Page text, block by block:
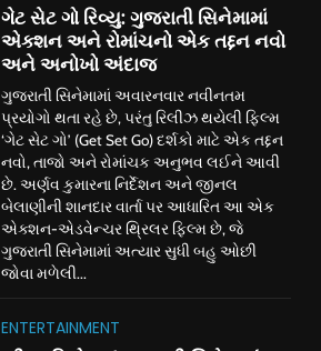
ગેટ સેટ ગો રિવ્યુ: ગુજરાતી સિનેમામાં
એક્શન અને રોમાંચનો એક તદ્દન નવો
અને અનોખો અંદાજ
ગુજરાતી સિનેમામાં અવારનવાર નવીનતમ
પ્રયોગો થતા રહે છે, પરંતુ રિલીઝ થયેલી ફિલ્મ
‘ગેટ સેટ ગો’ (Get Set Go) દર્શકો માટે એક તદ્દન
નવો, તાજો અને રોમાંચક અનુભવ લઈને આવી
છે. અર્ણવ કુમારના નિર્દેશન અને જીનલ
બેલાણીની શાનદાર વાર્તા પર આધારિત આ એક
એક્શન-એડવેન્ચર થ્રિલર ફિલ્મ છે, જે
ગુજરાતી સિનેમામાં અત્યાર સુધી બહુ ઓછી
જોવા મળેલી...
ENTERTAINMENT